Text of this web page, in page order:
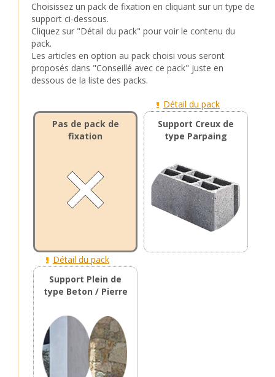
Choisissez un pack de fixation en cliquant sur un type de
support ci-dessous.
Cliquez sur "Détail du pack" pour voir le contenu du
pack.
Les articles en option au pack choisi vous seront
proposés dans "Conseillé avec ce pack" juste en
dessous de la liste des packs.
Pas de pack de
fixation
Détail du pack
Support Creux de
type Parpaing
Détail du pack
Support Plein de
type Beton / Pierre